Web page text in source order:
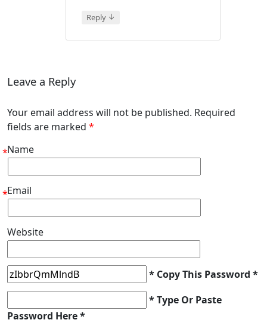
Reply ↓
Leave a Reply
Your email address will not be published. Required
fields are marked *
Name
*
Email
*
Website
* Copy This Password *
* Type Or Paste
Password Here *